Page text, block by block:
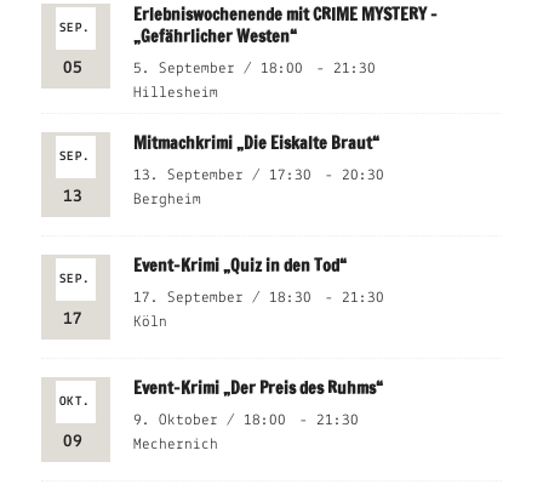
SEP.
05
Erlebniswochenende mit CRIME MYSTERY –
„Gefährlicher Westen“
5. September / 18:00 - 21:30
Hillesheim
SEP.
13
Mitmachkrimi „Die Eiskalte Braut“
13. September / 17:30 - 20:30
Bergheim
SEP.
17
Event-Krimi „Quiz in den Tod“
17. September / 18:30 - 21:30
Köln
OKT.
09
Event-Krimi „Der Preis des Ruhms“
9. Oktober / 18:00 - 21:30
Mechernich